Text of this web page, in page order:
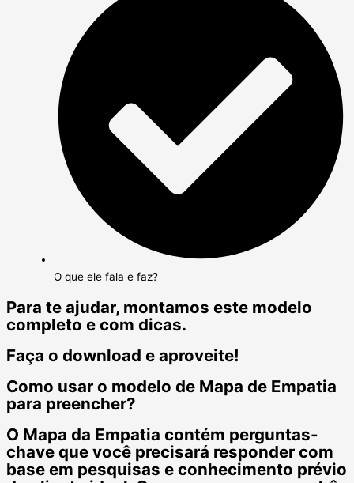
O que ele fala e faz?
Para te ajudar, montamos este modelo
completo e com dicas.
Faça o download e aproveite!
Como usar o modelo de Mapa de Empatia
para preencher?
O Mapa da Empatia contém perguntas-
chave que você precisará responder com
base em pesquisas e conhecimento prévio